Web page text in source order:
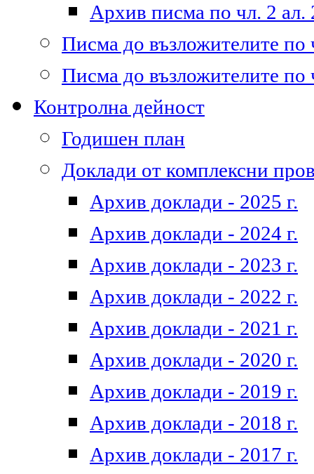
Архив писма по чл. 2 ал.
Писма до възложителите по
Писма до възложителите по
Контролна дейност
Годишен план
Доклади от комплексни
Архив доклади - 2025 г.
Архив доклади - 2024 г.
Архив доклади - 2023 г.
Архив доклади - 2022 г.
Архив доклади - 2021 г.
Архив доклади - 2020 г.
Архив доклади - 2019 г.
Архив доклади - 2018 г.
Архив доклади - 2017 г.